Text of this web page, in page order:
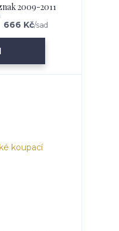
2009-2011
666 Kč/sad